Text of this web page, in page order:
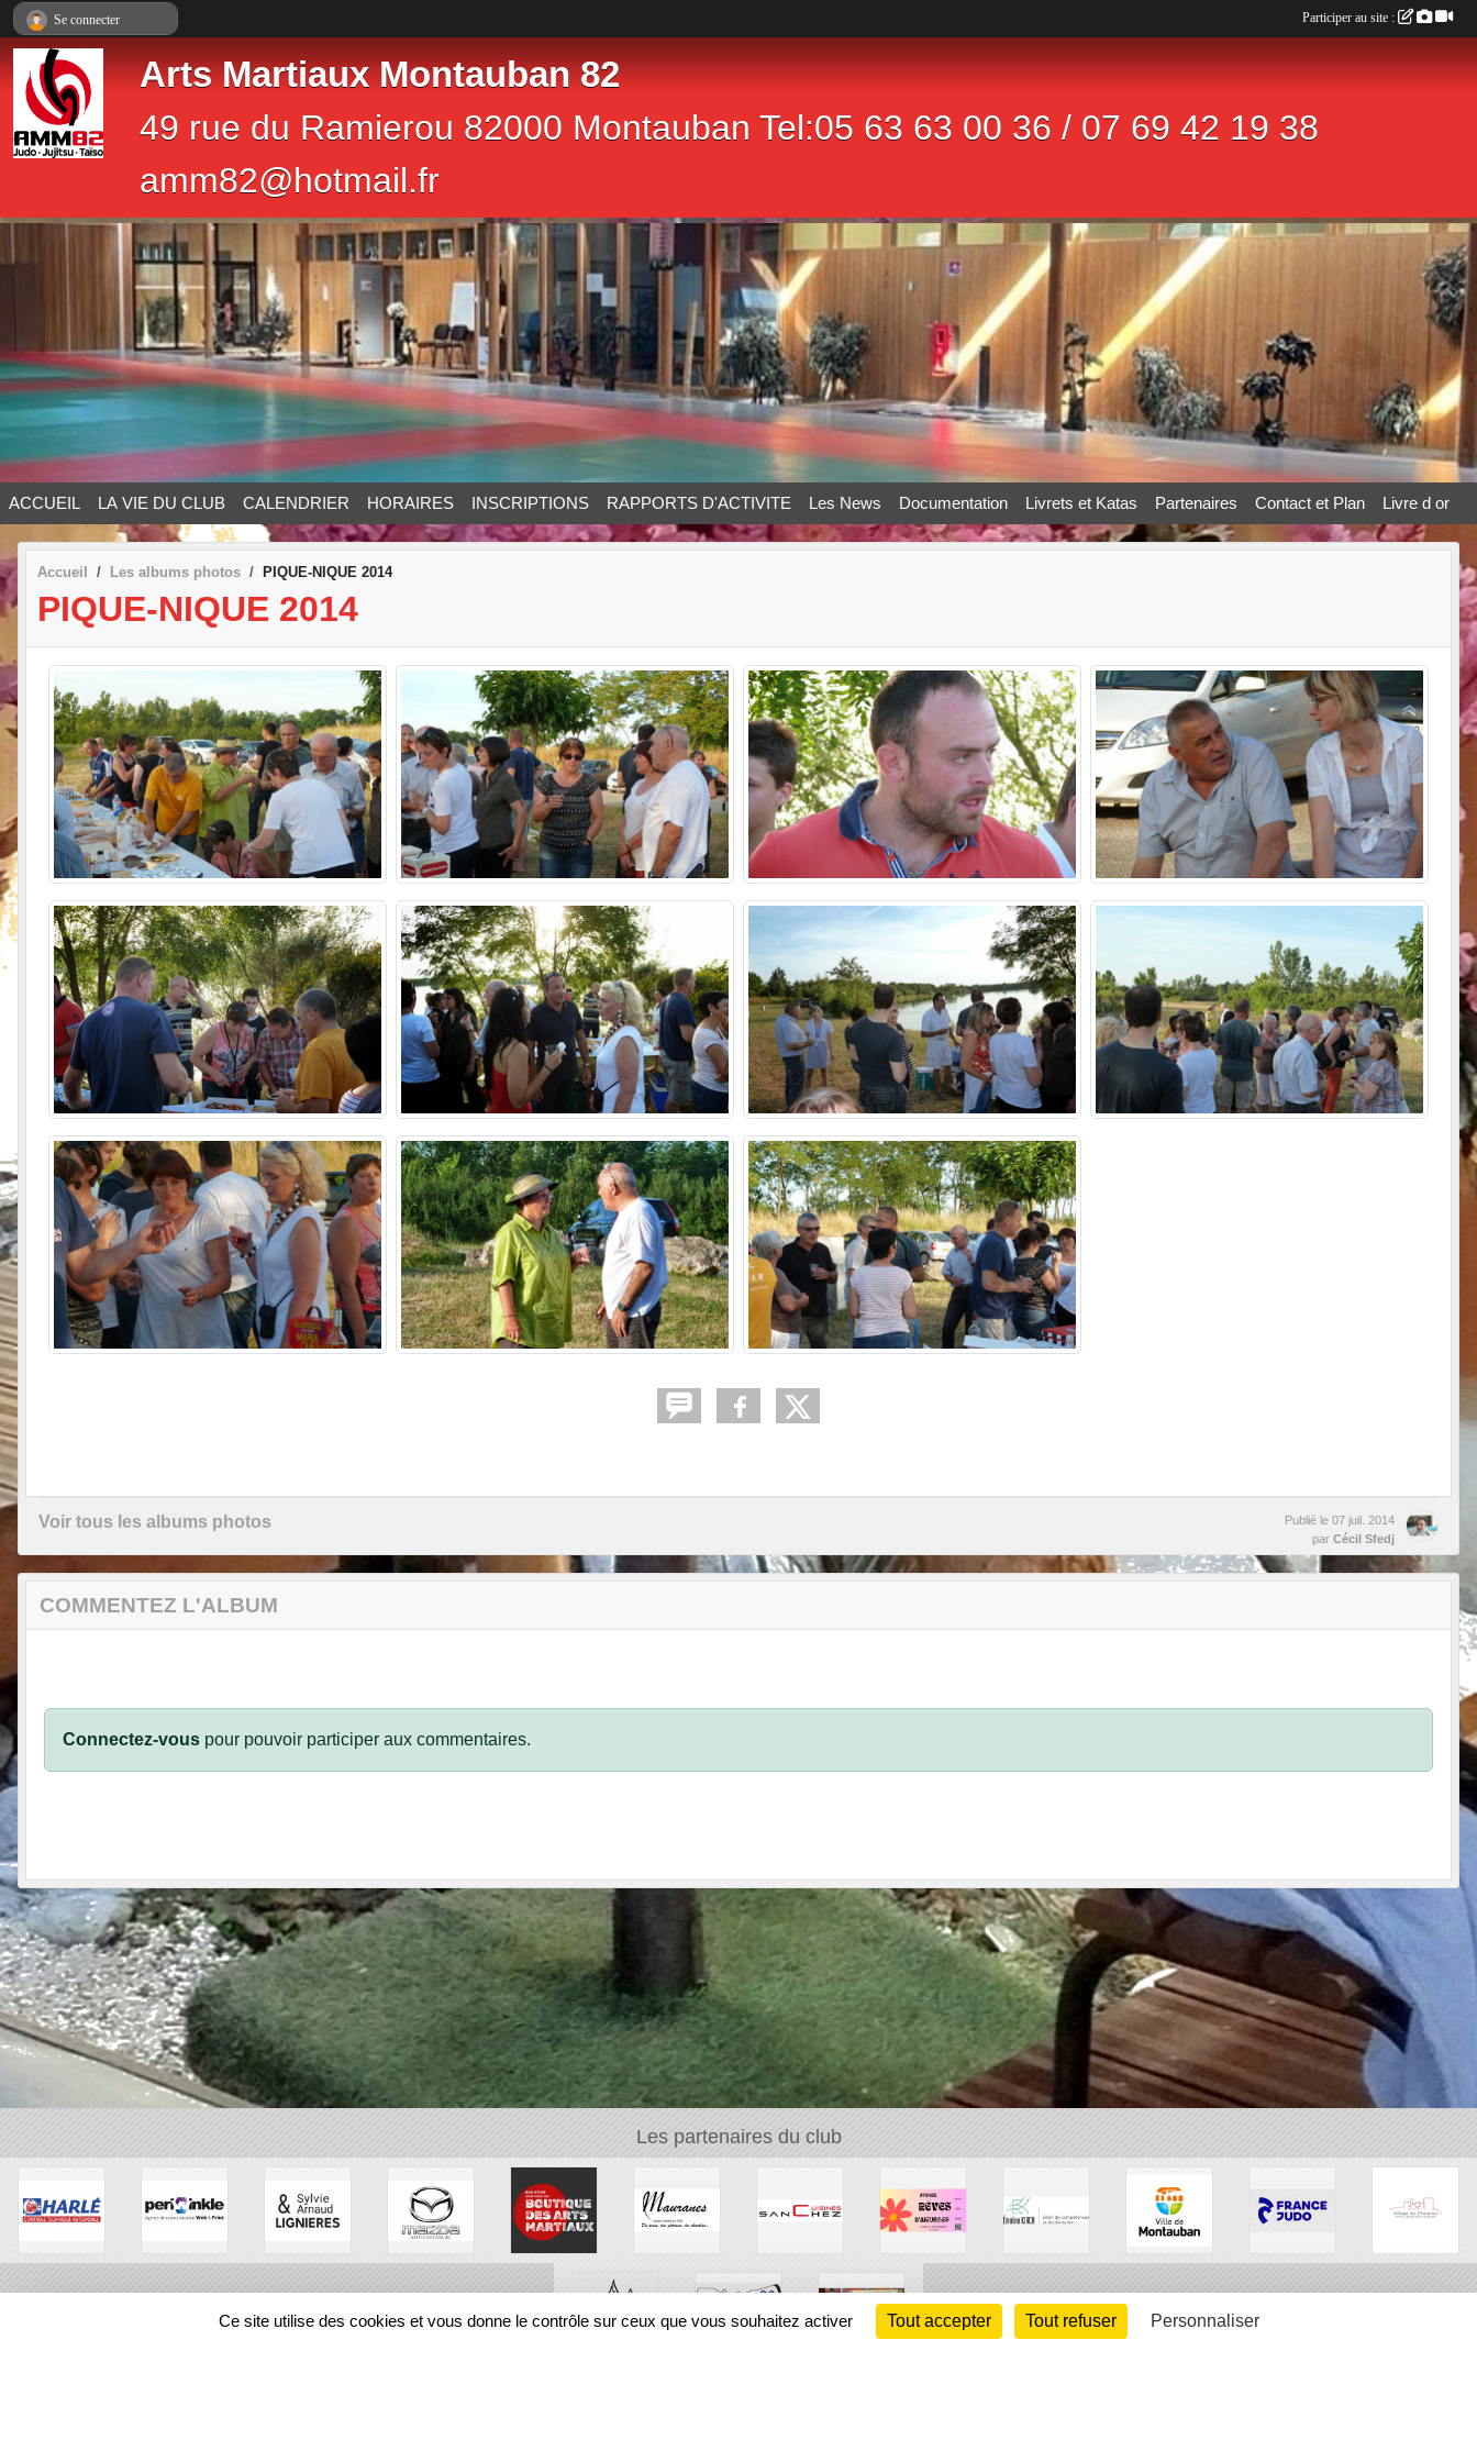
Arts Martiaux Montauban 82
49 rue du Ramierou 82000 Montauban Tel:05 63 63 00 36 / 07 69 42 19 38
amm82@hotmail.fr
ACCUEIL LA VIE DU CLUB CALENDRIER HORAIRES INSCRIPTIONS RAPPORTS D'ACTIVITE Les News Documentation Livrets et Katas Partenaires Contact et Plan Livre d or
Accueil Les albums photos PIQUE-NIQUE 2014
PIQUE-NIQUE 2014
Voir tous les albums photos Publié le 07 juil. 2014
par Cécil Sfedj
COMMENTEZ L'ALBUM
Connectez-vous pour pouvoir participer aux commentaires.
Les partenaires du club
Se connecter Participer au site :
Panneau de gestion des cookies
Ce site utilise des cookies et vous donne le contrôle sur ceux que vous souhaitez activer Tout accepter Tout refuser Personnaliser